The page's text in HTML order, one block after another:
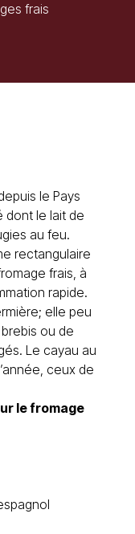
frais
le Pays
dont le lait de
au feu.
rectangulaire
frais, à
rapide.
elle peu
ou de
Le cayau au
ceux de
lefromage